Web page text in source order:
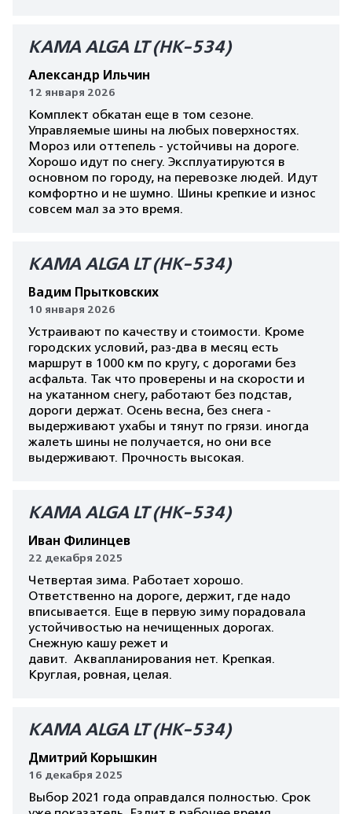
КАМА ALGA LT (HK-534)
Александр Ильчин
12 января 2026
Комплект обкатан еще в том сезоне.
Управляемые шины на любых поверхностях.
Мороз или оттепель - устойчивы на дороге.
Хорошо идут по снегу. Эксплуатируются в
основном по городу, на перевозке людей. Идут
комфортно и не шумно. Шины крепкие и износ
совсем мал за это время.
КАМА ALGA LT (HK-534)
Вадим Прытковских
10 января 2026
Устраивают по качеству и стоимости. Кроме
городских условий, раз-два в месяц есть
маршрут в 1000 км по кругу, с дорогами без
асфальта. Так что проверены и на скорости и
на укатанном снегу, работают без подстав,
дороги держат. Осень весна, без снега -
выдерживают ухабы и тянут по грязи. иногда
жалеть шины не получается, но они все
выдерживают. Прочность высокая.
КАМА ALGA LT (HK-534)
Иван Филинцев
22 декабря 2025
Четвертая зима. Работает хорошо.
Ответственно на дороге, держит, где надо
вписывается. Еще в первую зиму порадовала
устойчивостью на нечищенных дорогах.
Снежную кашу режет и
давит. Аквапланирования нет. Крепкая.
Круглая, ровная, целая.
КАМА ALGA LT (HK-534)
Дмитрий Корышкин
16 декабря 2025
Выбор 2021 года оправдался полностью. Срок